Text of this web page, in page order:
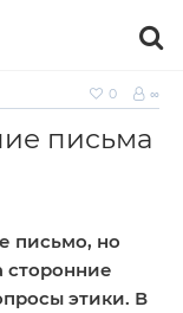
0 ∞
письма
письмо, но
сторонние
этики. В